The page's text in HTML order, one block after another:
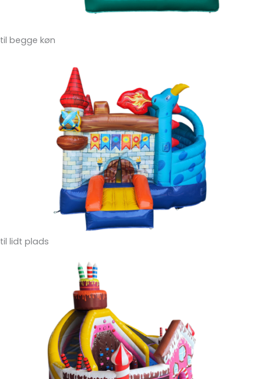
til begge køn
til lidt plads